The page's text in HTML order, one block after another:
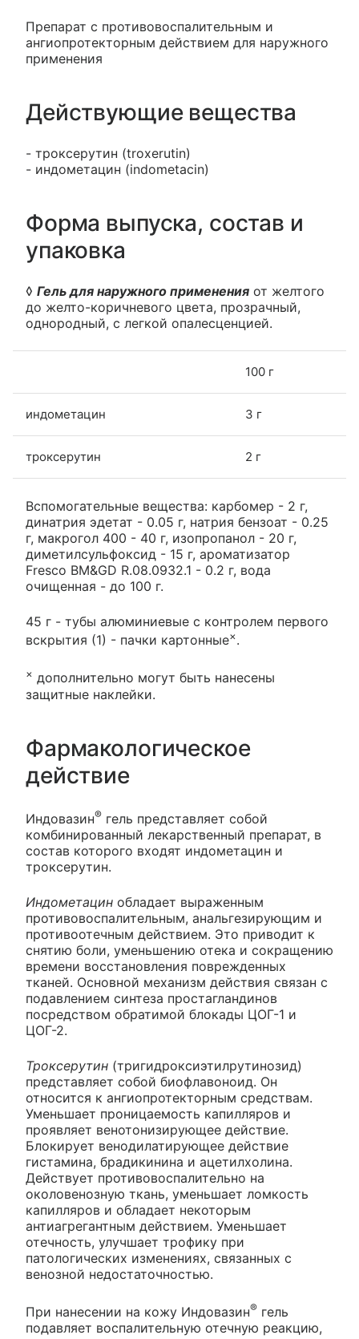
Препарат с противовоспалительным и
ангиопротекторным действием для наружного
применения
Действующие вещества
- троксерутин (troxerutin)
- индометацин (indometacin)
Форма выпуска, состав и
упаковка
◊ Гель для наружного применения от желтого
до желто-коричневого цвета, прозрачный,
однородный, с легкой опалесценцией.
100 г
индометацин 3 г
троксерутин 2 г
Вспомогательные вещества: карбомер - 2 г,
динатрия эдетат - 0.05 г, натрия бензоат - 0.25
г, макрогол 400 - 40 г, изопропанол - 20 г,
диметилсульфоксид - 15 г, ароматизатор
Fresco BM&GD R.08.0932.1 - 0.2 г, вода
очищенная - до 100 г.
45 г - тубы алюминиевые с контролем первого
вскрытия (1) - пачки картонные×.
× дополнительно могут быть нанесены
защитные наклейки.
Фармакологическое
действие
Индовазин® гель представляет собой
комбинированный лекарственный препарат, в
состав которого входят индометацин и
троксерутин.
Индометацин обладает выраженным
противовоспалительным, анальгезирующим и
противоотечным действием. Это приводит к
снятию боли, уменьшению отека и сокращению
времени восстановления поврежденных
тканей. Основной механизм действия связан с
подавлением синтеза простагландинов
посредством обратимой блокады ЦОГ-1 и
ЦОГ-2.
Троксерутин (тригидроксиэтилрутинозид)
представляет собой биофлавоноид. Он
относится к ангиопротекторным средствам.
Уменьшает проницаемость капилляров и
проявляет венотонизирующее действие.
Блокирует венодилатирующее действие
гистамина, брадикинина и ацетилхолина.
Действует противовоспалительно на
околовенозную ткань, уменьшает ломкость
капилляров и обладает некоторым
антиагрегантным действием. Уменьшает
отечность, улучшает трофику при
патологических изменениях, связанных с
венозной недостаточностью.
При нанесении на кожу Индовазин® гель
подавляет воспалительную отечную реакцию,